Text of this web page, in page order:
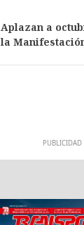
Aplazan a
la
PUBLICIDAD